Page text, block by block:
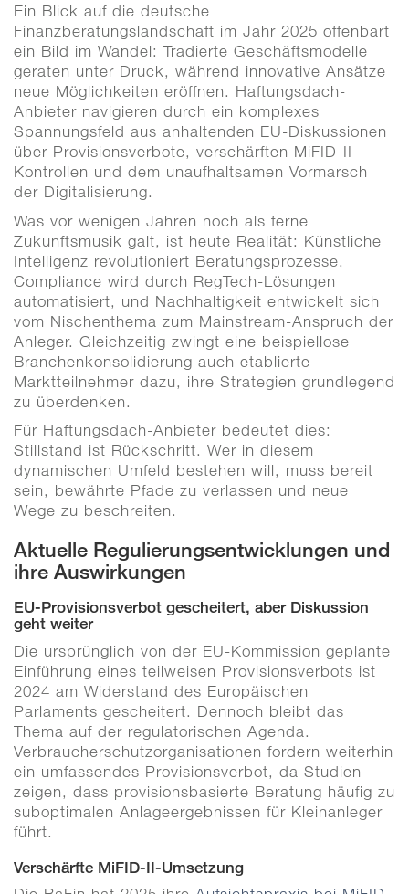
Ein Blick auf die deutsche
Finanzberatungslandschaft im Jahr 2025 offenbart
ein Bild im Wandel: Tradierte Geschäftsmodelle
geraten unter Druck, während innovative Ansätze
neue Möglichkeiten eröffnen. Haftungsdach-
Anbieter navigieren durch ein komplexes
Spannungsfeld aus anhaltenden EU-Diskussionen
über Provisionsverbote, verschärften MiFID-II-
Kontrollen und dem unaufhaltsamen Vormarsch
der Digitalisierung.
Was vor wenigen Jahren noch als ferne
Zukunftsmusik galt, ist heute Realität: Künstliche
Intelligenz revolutioniert Beratungsprozesse,
Compliance wird durch RegTech-Lösungen
automatisiert, und Nachhaltigkeit entwickelt sich
vom Nischenthema zum Mainstream-Anspruch der
Anleger. Gleichzeitig zwingt eine beispiellose
Branchenkonsolidierung auch etablierte
Marktteilnehmer dazu, ihre Strategien grundlegend
zu überdenken.
Für Haftungsdach-Anbieter bedeutet dies:
Stillstand ist Rückschritt. Wer in diesem
dynamischen Umfeld bestehen will, muss bereit
sein, bewährte Pfade zu verlassen und neue
Wege zu beschreiten.
Aktuelle Regulierungsentwicklungen und
ihre Auswirkungen
EU-Provisionsverbot gescheitert, aber Diskussion
geht weiter
Die ursprünglich von der EU-Kommission geplante
Einführung eines teilweisen Provisionsverbots ist
2024 am Widerstand des Europäischen
Parlaments gescheitert. Dennoch bleibt das
Thema auf der regulatorischen Agenda.
Verbraucherschutzorganisationen fordern weiterhin
ein umfassendes Provisionsverbot, da Studien
zeigen, dass provisionsbasierte Beratung häufig zu
suboptimalen Anlageergebnissen für Kleinanleger
führt.
Verschärfte MiFID-II-Umsetzung